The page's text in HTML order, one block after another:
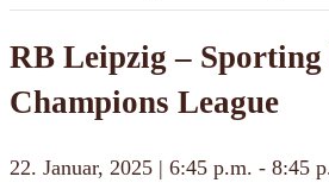
RB Leipzig –
Champions League
22. Januar, 2025 | 6:45 p.m. - 8:45